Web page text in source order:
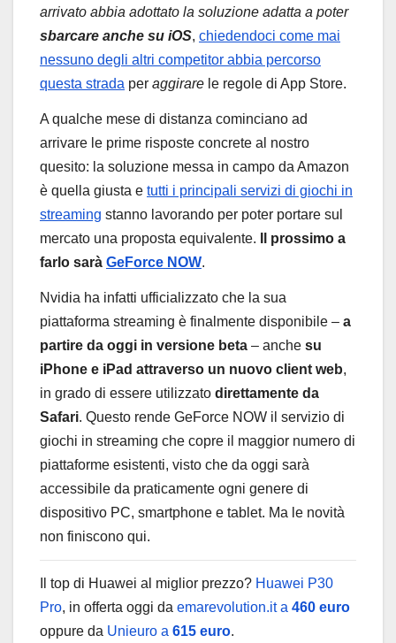
arrivato abbia adottato la soluzione adatta a poter
sbarcare anche su iOS, chiedendoci come mai
nessuno degli altri competitor abbia percorso
questa strada per aggirare le regole di App Store.
A qualche mese di distanza cominciano ad
arrivare le prime risposte concrete al nostro
quesito: la soluzione messa in campo da Amazon
è quella giusta e tutti i principali servizi di giochi in
streaming stanno lavorando per poter portare sul
mercato una proposta equivalente. Il prossimo a
farlo sarà GeForce NOW.
Nvidia ha infatti ufficializzato che la sua
piattaforma streaming è finalmente disponibile – a
partire da oggi in versione beta – anche su
iPhone e iPad attraverso un nuovo client web,
in grado di essere utilizzato direttamente da
Safari. Questo rende GeForce NOW il servizio di
giochi in streaming che copre il maggior numero di
piattaforme esistenti, visto che da oggi sarà
accessibile da praticamente ogni genere di
dispositivo PC, smartphone e tablet. Ma le novità
non finiscono qui.
Il top di Huawei al miglior prezzo? Huawei P30
Pro, in offerta oggi da emarevolution.it a 460 euro
oppure da Unieuro a 615 euro.